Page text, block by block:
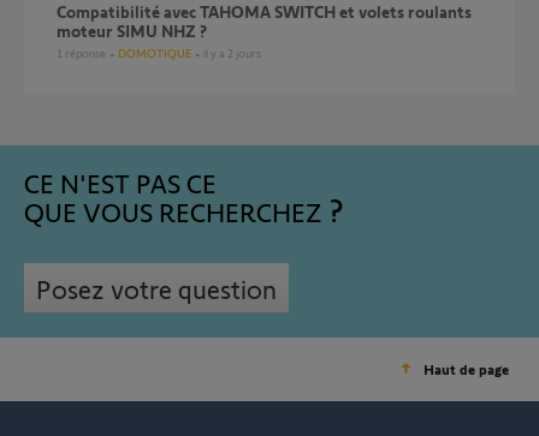
Compatibilité avec TAHOMA SWITCH et volets roulants
moteur SIMU NHZ ?
1 réponse DOMOTIQUE il y a 2 jours
CE N'EST PAS CE
QUE VOUS RECHERCHEZ
Posez votre question
Haut de page